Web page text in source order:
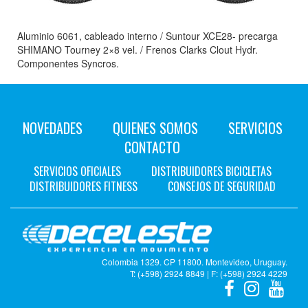
Aluminio 6061, cableado interno / Suntour XCE28- precarga
SHIMANO Tourney 2×8 vel. / Frenos Clarks Clout Hydr.
Componentes Syncros.
NOVEDADES QUIENES SOMOS
SERVICIOS
CONTACTO
SERVICIOS OFICIALES
DISTRIBUIDORES BICICLETAS
DISTRIBUIDORES FITNESS
CONSEJOS DE SEGURIDAD
Colombia 1329. CP 11800. Montevideo, Uruguay.
T: (+598) 2924 8849 | F: (+598) 2924 4229